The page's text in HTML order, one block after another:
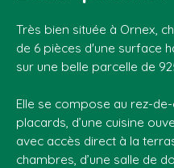
Très bien située à Ornex,
de 6 pièces d'une surface
sur une belle parcelle de
Elle se compose au rez-
placards, d’une cuisine
avec accès direct à la
chambres, d’une salle de